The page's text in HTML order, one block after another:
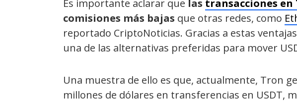
Es importante aclarar que las transacciones en
comisiones más bajas que otras redes, como
reportado CriptoNoticias. Gracias a estas
una de las alternativas preferidas para mover
Una muestra de ello es que, actualmente, Tron
millones de dólares en transferencias en USDT,